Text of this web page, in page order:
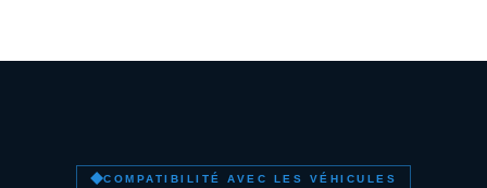
COMPATIBILITÉ AVEC LES VÉHICULES